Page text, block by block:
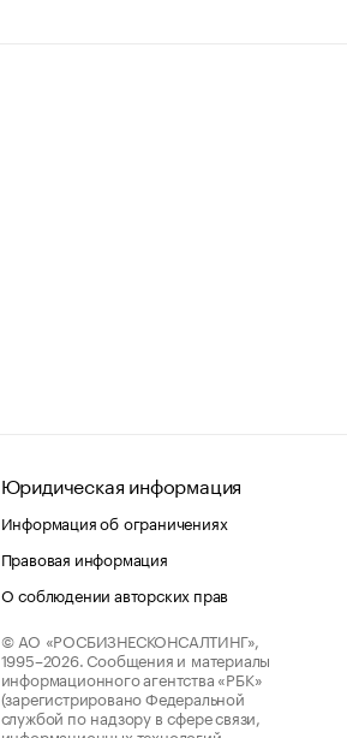
Юридическая информация
Информация об ограничениях
Правовая информация
О соблюдении авторских прав
© АО «РОСБИЗНЕСКОНСАЛТИНГ»,
1995–2026. Сообщения и материалы
информационного агентства «РБК»
(зарегистрировано Федеральной
службой по надзору в сфере связи,